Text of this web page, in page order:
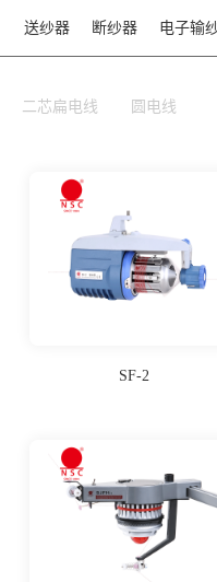
送纱器 断纱器 电子输
二芯扁电线 圆电线
SF-2